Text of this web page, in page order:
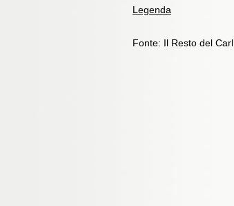
Legenda
Fonte: Il Resto del